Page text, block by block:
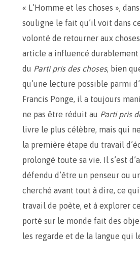
« L’Homme et les choses »,
souligne le fait qu’il voit dans
volonté de retourner aux
article a influencé
du Parti pris des choses, bien
qu’une lecture possible parmi
Francis Ponge, il a toujours
ne pas être réduit au Parti pris
livre le plus célèbre, mais qui
la première étape du travail
prolongé toute sa vie. Il s’est
défendu d’être un penseur ou
cherché avant tout à dire, ce
travail de poète, et à explorer
porté sur le monde fait des
les regarde et de la langue qui